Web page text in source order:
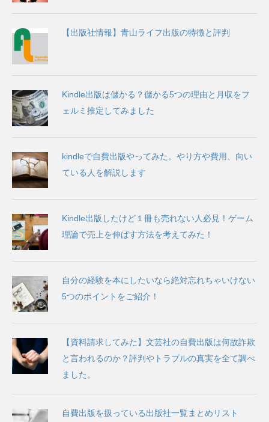
【出版社情報】青山ライフ出版の特徴と評判
Kindle出版は儲かる？儲かる5つの理由と月収をフ
ェルミ推定してみました
kindleで自費出版やってみた。やり方や費用、向い
ている人を解説します
Kindle出版したけど１冊も売れない人必見！ゲーム
理論で売上を伸ばす方法を考えてみた！
自分の経験を本にしたいなら絶対忘れちゃいけない
5つのポイントをご紹介！
【資料請求してみた】文芸社の自費出版は何故詐欺
と言われるのか？評判やトラブルの真実を全て調べ
ました。
自費出版を扱っている出版社一覧まとめリスト